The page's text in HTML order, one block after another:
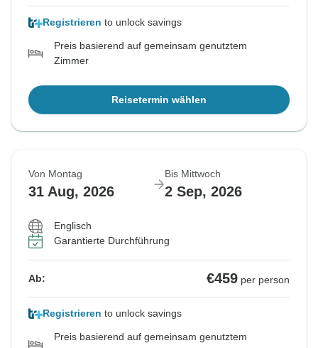
Registrieren to unlock savings
Preis basierend auf gemeinsam genutztem
Zimmer
Reisetermin wählen
Von Montag
31 Aug, 2026
Bis Mittwoch
2 Sep, 2026
Englisch
Garantierte Durchführung
Ab: €459 per person
Registrieren to unlock savings
Preis basierend auf gemeinsam genutztem